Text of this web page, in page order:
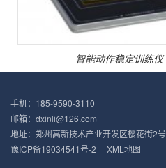
智能动作稳定训练仪
手机：185-9590-3110
邮箱：dxinli@126.com
地址：郑州高新技术产业开发区樱花街2号
豫ICP备19034541号-2
XML地图